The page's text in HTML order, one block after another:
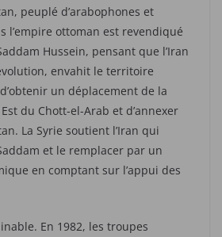
peuplé d’arabophones et
l’empire ottoman est revendiqué
Hussein, pensant que l’Iran
envahit le territoire
un déplacement de la
du Chott-el-Arab et d’annexer
La Syrie soutient l’Iran qui
et le remplacer par un
en comptant sur l’appui des
En 1982, les troupes